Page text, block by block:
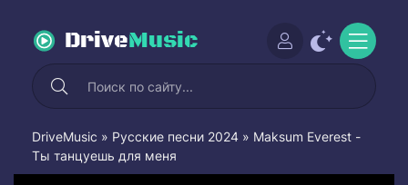
DriveMusic
DriveMusic » Русские песни 2024 » Maksum Everest -
Ты танцуешь для меня